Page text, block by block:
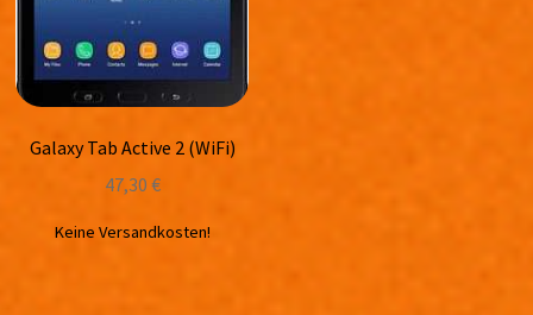
Galaxy Tab Active 2 (WiFi)
47,30 €
Keine Versandkosten!